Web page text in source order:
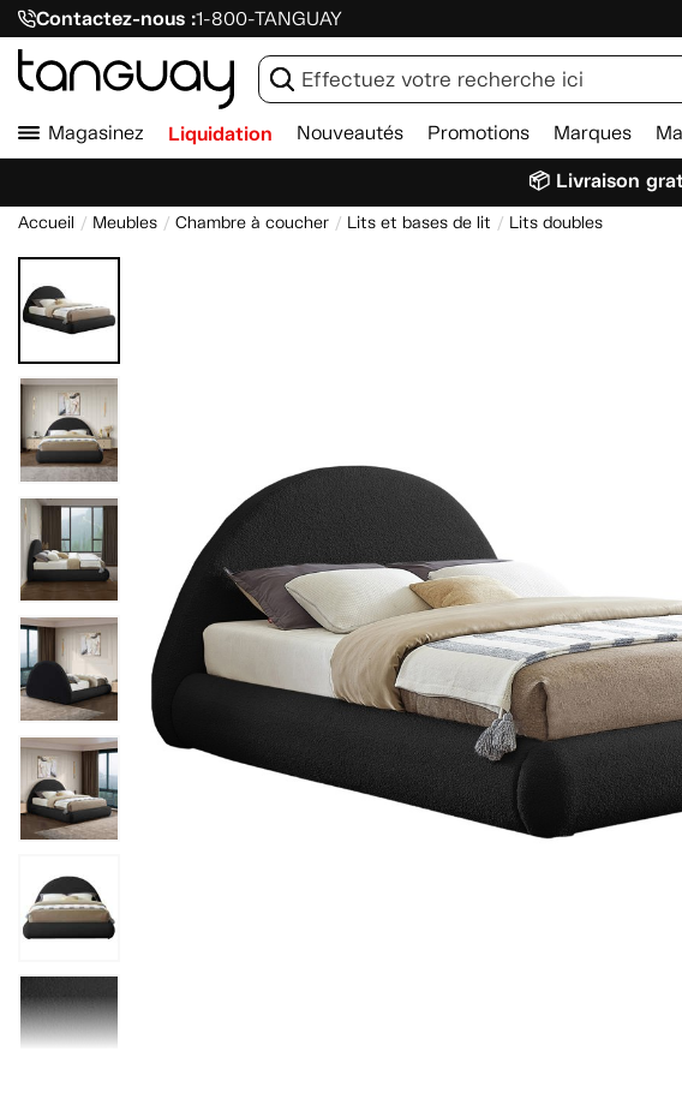
Contactez-nous :1-800-TANGUAY
Magasinez Liquidation Nouveautés Promotions Marques
📦 Livraison
Accueil Meubles Chambre à coucher Lits et bases de lit Lits doubles